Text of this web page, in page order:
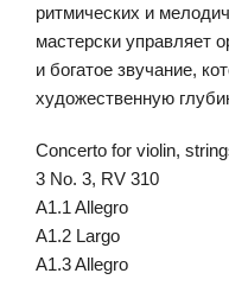
ритмических и
мастерски управляет
и богатое звучание,
художественную
Concerto for violin,
3 No. 3, RV 310
A1.1 Allegro
A1.2 Largo
A1.3 Allegro